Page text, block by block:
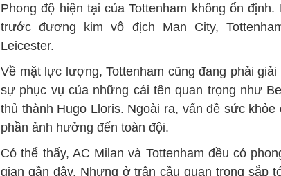
Phong độ hiện tại của Tottenham không ổn
trước đương kim vô địch Man City,
Leicester.
Về mặt lực lượng, Tottenham cũng đang phải
sự phục vụ của những cái tên quan trọng như
thủ thành Hugo Lloris. Ngoài ra, vấn đề sức
phần ảnh hưởng đến toàn đội.
Có thể thấy, AC Milan và Tottenham đều có
gian gần đây. Nhưng ở trận cầu quan trọng sắp